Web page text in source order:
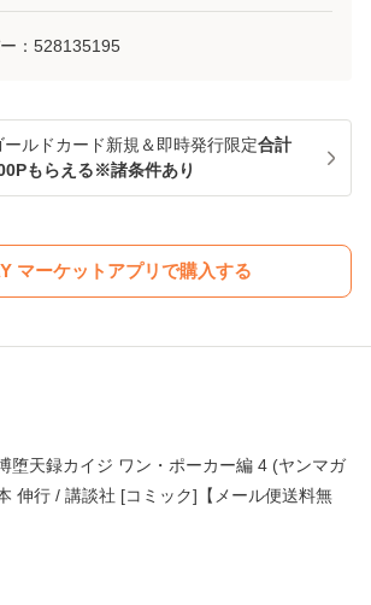
： 528135195
ールドカード新規＆即時発行限定合計
もらえる※諸条件あり
マーケットアプリで購入する
堕天録カイジ ワン・ポーカー編 4 (ヤンマガ
伸行 / 講談社 [コミック]【メール便送料無